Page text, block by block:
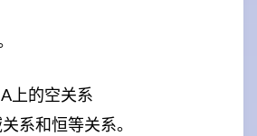
上的空关系
系和恒等关系。